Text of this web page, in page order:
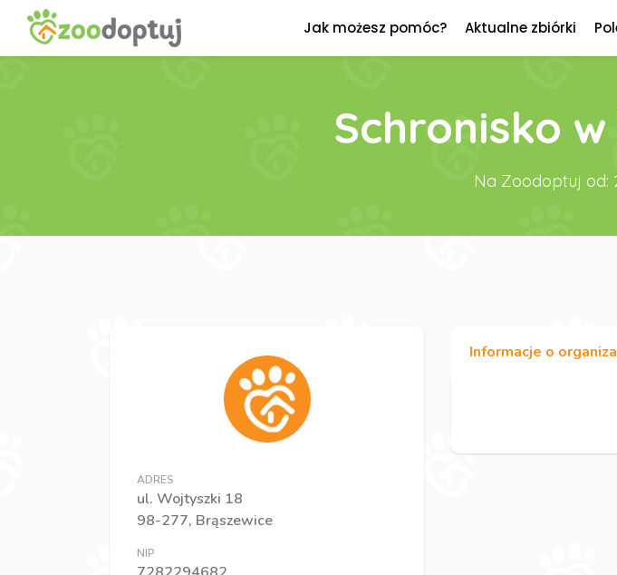
Jak możesz pomóc? Aktualne zbiórki
Schronisko
Na Zoodoptuj od:
ADRES
ul. Wojtyszki 18
98-277, Brąszewice
NIP
Informacje o